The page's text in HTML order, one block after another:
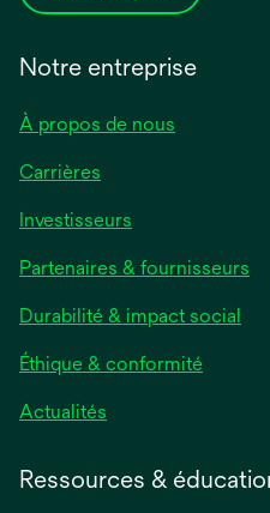
Notre entreprise
À propos de nous
Carrières
Investisseurs
un
nouvel
onglet
Partenaires & fournisseurs
Durabilité & impact social
Éthique & conformité
Actualités
Ressources &